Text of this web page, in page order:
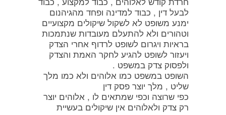
לבעל דין , כבוד למדינה ופחד מהגיהנום
ימנע משופט לא לשקול שיקולים מקצועיים
וטהורים ולא להתעלם מעובדות שנתמכות
בראיות ויגרום לשופט לרדוף אחרי הצדק
ויעזור לשופט להגיע לחקר האמת והצדק
ולפסוק צדק במשפט .
השופט במשפט כמו אלוהים ולא כמו מלך
שליט , מלך יוצר פסק דין
כפי שרוצה וכפי שמתאים לו , אלוהים יוצר
רק צדק ולאלוהים אין שיקולים בעשיית